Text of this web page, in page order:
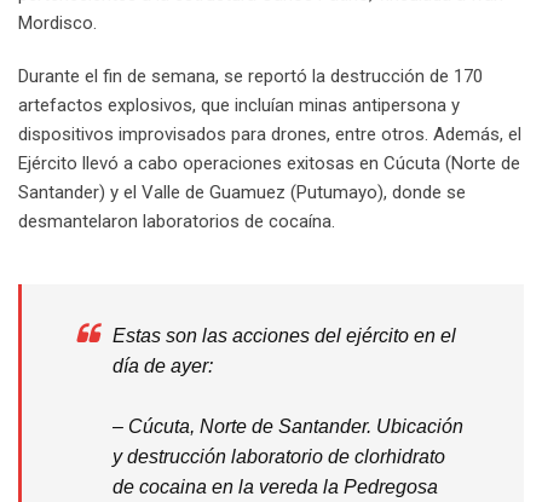
Mordisco.
Durante el fin de semana, se reportó la destrucción de 170
artefactos explosivos, que incluían minas antipersona y
dispositivos improvisados para drones, entre otros. Además, el
Ejército llevó a cabo operaciones exitosas en Cúcuta (Norte de
Santander) y el Valle de Guamuez (Putumayo), donde se
desmantelaron laboratorios de cocaína.
Estas son las acciones del ejército en el
día de ayer:
– Cúcuta, Norte de Santander. Ubicación
y destrucción laboratorio de clorhidrato
de cocaina en la vereda la Pedregosa